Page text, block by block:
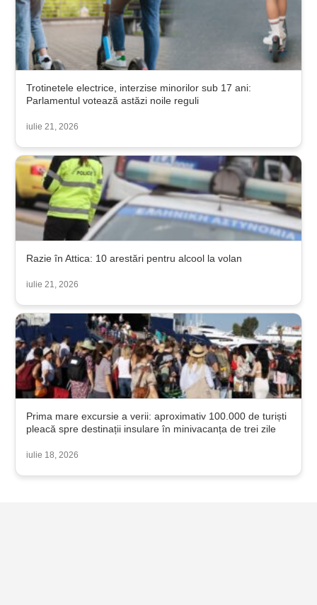
Trotinetele electrice, interzise minorilor sub 17 ani:
Parlamentul votează astăzi noile reguli
iulie 21, 2026
Razie în Attica: 10 arestări pentru alcool la volan
iulie 21, 2026
Prima mare excursie a verii: aproximativ 100.000 de turiști
pleacă spre destinații insulare în minivacanța de trei zile
iulie 18, 2026